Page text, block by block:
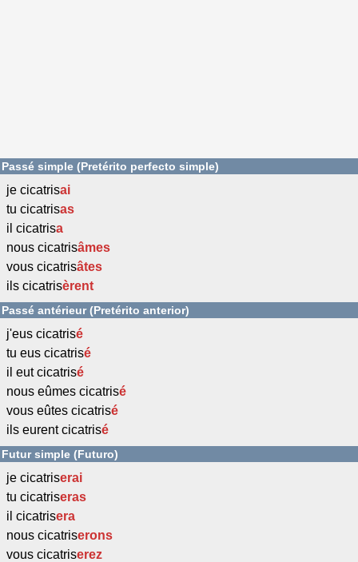
Passé simple (Pretérito perfecto simple)
je cicatrisai
tu cicatrisas
il cicatrisa
nous cicatrisâmes
vous cicatrisâtes
ils cicatrisèrent
Passé antérieur (Pretérito anterior)
j'eus cicatrisé
tu eus cicatrisé
il eut cicatrisé
nous eûmes cicatrisé
vous eûtes cicatrisé
ils eurent cicatrisé
Futur simple (Futuro)
je cicatriserai
tu cicatriseras
il cicatrisera
nous cicatriserons
vous cicatriserez